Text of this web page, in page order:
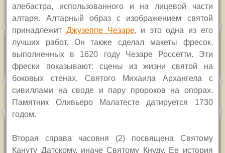
алебастра, использованного и на лицевой части
алтаря. Алтарный образ с изображением святой
принадлежитДжузеппе Чезаре, и это одна из его
лучших работ. Он также сделал макеты фресок,
выполненных в 1620 году Чезаре Россетти. Эти
фрески показывают: сцены из жизни святой на
боковых стенах, Святого Михаила Архангела с
сивиллами на своде и пару пророков на опорах.
Памятник Оливьеро Малатесте датируется 1730
годом.
Вторая справа часовня (2) посвящена Святому
Кануту Датскому, иначе Святому Кнуду. Ее история